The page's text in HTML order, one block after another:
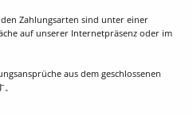
Zahlungsarten sind unter einer
auf unserer Internetpräsenz oder im
aus dem geschlossenen